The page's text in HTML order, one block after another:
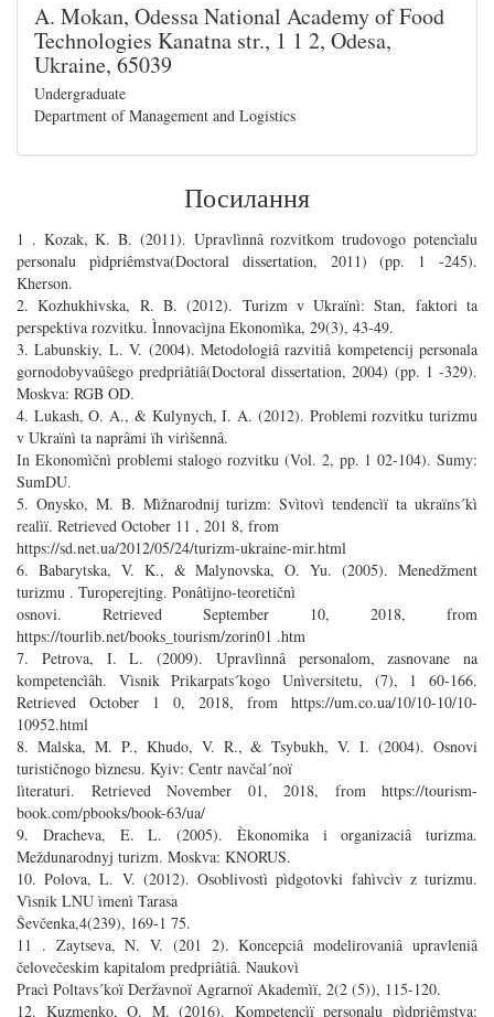
A. Mokan, Odessa National Academy of Food
Technologies Kanatna str., 1 1 2, Odesa,
Ukraine, 65039
Undergraduate
Department of Management and Logistics
Посилання
1 . Kozak, K. B. (2011). Upravlìnnâ rozvitkom trudovogo potencìalu
personalu pìdpriêmstva(Doctoral dissertation, 2011) (pp. 1 -245).
Kherson.
2. Kozhukhivska, R. B. (2012). Turizm v Ukraïnì: Stan, faktori ta
perspektiva rozvitku. Ìnnovacìjna Ekonomìka, 29(3), 43-49.
3. Labunskiy, L. V. (2004). Metodologiâ razvitiâ kompetencij personala
gornodobyvaûŝego predpriâtiâ(Doctoral dissertation, 2004) (pp. 1 -329).
Moskva: RGB OD.
4. Lukash, O. A., & Kulynych, I. A. (2012). Problemi rozvitku turizmu
v Ukraïnì ta naprâmi ïh virìšennâ.
In Ekonomìčnì problemi stalogo rozvitku (Vol. 2, pp. 1 02-104). Sumy:
SumDU.
5. Onysko, M. B. Mìžnarodnij turizm: Svìtovì tendencìï ta ukraïns´kì
realìï. Retrieved October 11 , 201 8, from
https://sd.net.ua/2012/05/24/turizm-ukraine-mir.html
6. Babarytska, V. K., & Malynovska, O. Yu. (2005). Menedžment
turizmu . Turoperejting. Ponâtìjno-teoretičnì
osnovi. Retrieved September 10, 2018, from
https://tourlib.net/books_tourism/zorin01 .htm
7. Petrova, I. L. (2009). Upravlìnnâ personalom, zasnovane na
kompetencìâh. Vìsnik Prikarpats´kogo Unìversitetu, (7), 1 60-166.
Retrieved October 1 0, 2018, from https://um.co.ua/10/10-10/10-
10952.html
8. Malska, M. P., Khudo, V. R., & Tsybukh, V. I. (2004). Osnovi
turističnogo bìznesu. Kyiv: Centr navčal´noï
lìteraturi. Retrieved November 01, 2018, from https://tourism-
book.com/pbooks/book-63/ua/
9. Dracheva, E. L. (2005). Èkonomika i organizaciâ turizma.
Meždunarodnyj turizm. Moskva: KNORUS.
10. Polova, L. V. (2012). Osoblivostì pìdgotovki fahìvcìv z turizmu.
Vìsnik LNU ìmenì Tarasa
Ševčenka,4(239), 169-1 75.
11 . Zaytseva, N. V. (201 2). Koncepciâ modelirovaniâ upravleniâ
čelovečeskim kapitalom predpriâtiâ. Naukovì
Pracì Poltavs´koï Deržavnoï Agrarnoï Akademìï, 2(2 (5)), 115-120.
12. Kuzmenko, O. M. (2016). Kompetencìï personalu pìdpriêmstva: